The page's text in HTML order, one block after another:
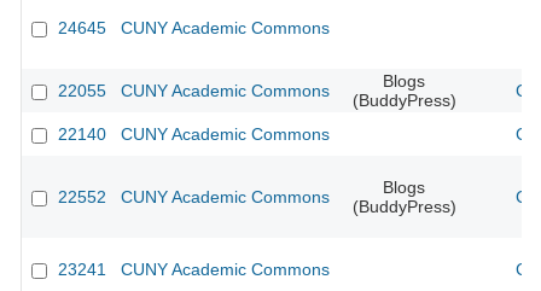
24645 CUNY Academic Commons
22055 CUNY Academic Commons
Blogs
(BuddyPress)
22140 CUNY Academic Commons
22552 CUNY Academic Commons
Blogs
(BuddyPress)
23241 CUNY Academic Commons